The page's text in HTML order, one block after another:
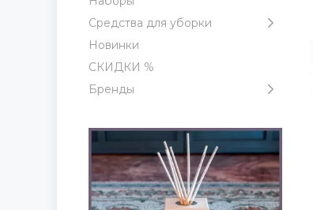
Средства для уборки
Новинки
СКИДКИ %
Бренды